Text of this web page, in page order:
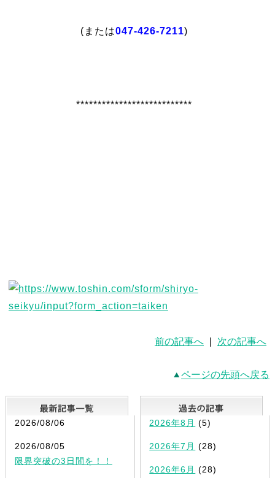
(または047-426-7211)
***************************
前の記事へ 次の記事へ
ページの先頭へ戻る
最新記事一覧
2026/08/06
2026/08/05
限界突破の3日間を！！
2026年8月 (5)
2026年7月 (28)
2026年6月 (28)